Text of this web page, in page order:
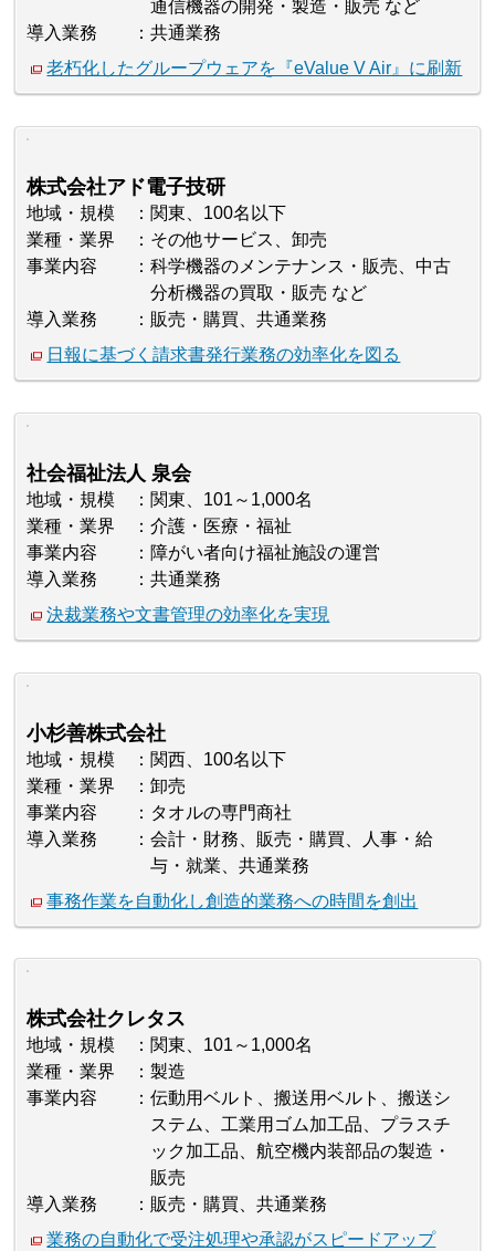
通信機器の開発・製造・販売 など
導入業務
共通業務
老朽化したグループウェアを『eValue V Air』に刷新
株式会社アド電子技研
地域・規模
関東、100名以下
業種・業界
その他サービス、卸売
事業内容
科学機器のメンテナンス・販売、中古
分析機器の買取・販売 など
導入業務
販売・購買、共通業務
日報に基づく請求書発行業務の効率化を図る
社会福祉法人 泉会
地域・規模
関東、101～1,000名
業種・業界
介護・医療・福祉
事業内容
障がい者向け福祉施設の運営
導入業務
共通業務
決裁業務や文書管理の効率化を実現
小杉善株式会社
地域・規模
関西、100名以下
業種・業界
卸売
事業内容
タオルの専門商社
導入業務
会計・財務、販売・購買、人事・給
与・就業、共通業務
事務作業を自動化し創造的業務への時間を創出
株式会社クレタス
地域・規模
関東、101～1,000名
業種・業界
製造
事業内容
伝動用ベルト、搬送用ベルト、搬送シ
ステム、工業用ゴム加工品、プラスチ
ック加工品、航空機内装部品の製造・
販売
導入業務
販売・購買、共通業務
業務の自動化で受注処理や承認がスピードアップ